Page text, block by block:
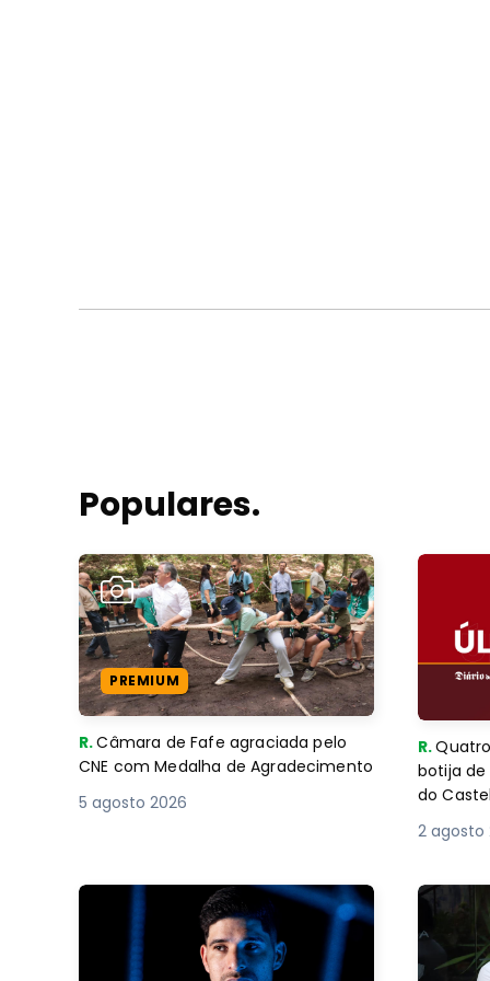
Populares.
PREMIUM
R.Câmara de Fafe agraciada pelo
CNE com Medalha de Agradecimento
5 agosto 2026
R.
botija
do
2 agosto